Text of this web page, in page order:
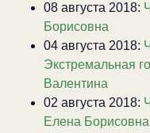
08 августа 2018:
Борисовна
04 августа 2018:
Экстремальная
Валентина
02 августа 2018:
Елена Борисовна